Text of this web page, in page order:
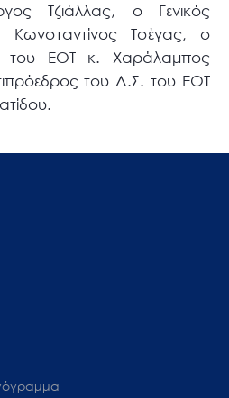
Τζιάλλας, ο Γενικός
Τσέγας, ο
του ΕΟΤ κ. Χαράλαμπος
του Δ.Σ. του ΕΟΤ